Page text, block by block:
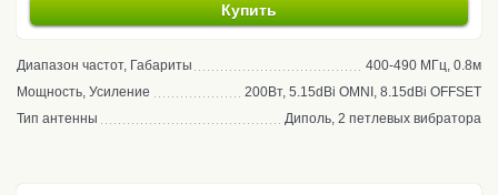
Купить
Диапазон частот, Габариты
400-490 МГц, 0.8м
Мощность, Усиление
200Вт, 5.15dBi OMNI, 8.15dBi OFFSET
Тип антенны
Диполь, 2 петлевых вибратора